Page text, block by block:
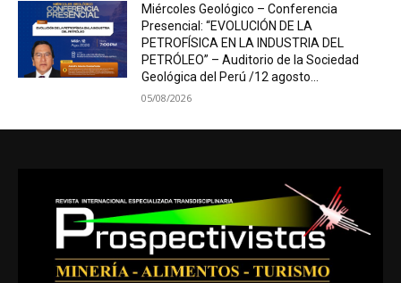
Miércoles Geológico – Conferencia
Presencial: “EVOLUCIÓN DE LA
PETROFÍSICA EN LA INDUSTRIA DEL
PETRÓLEO” – Auditorio de la Sociedad
Geológica del Perú /12 agosto...
05/08/2026